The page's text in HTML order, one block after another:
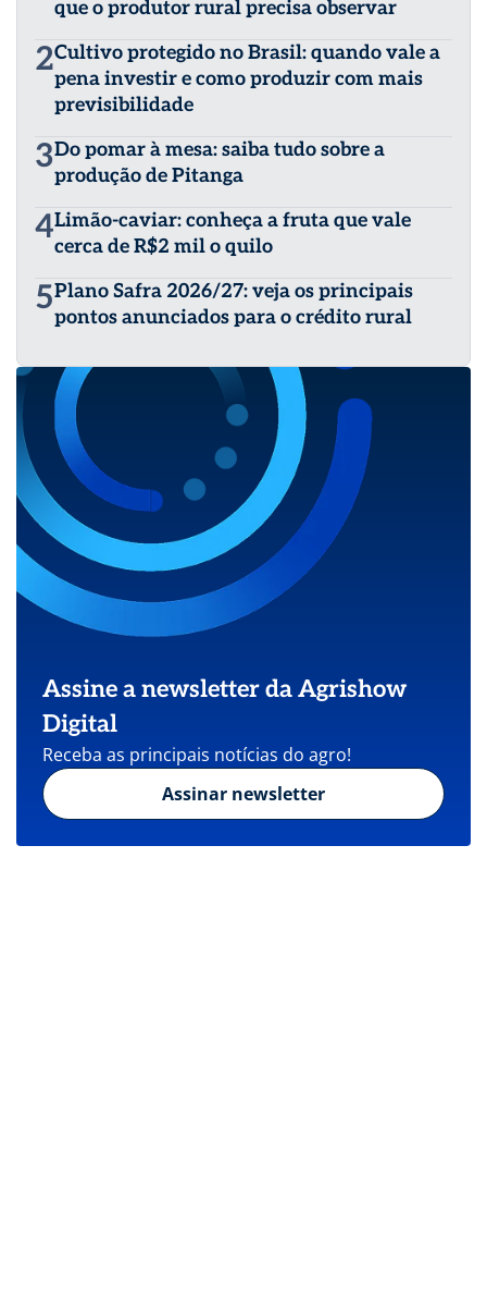
que o produtor rural precisa observar
2Cultivo protegido no Brasil: quando vale a
pena investir e como produzir com mais
previsibilidade
3Do pomar à mesa: saiba tudo sobre a
produção de Pitanga
4Limão-caviar: conheça a fruta que vale
cerca de R$2 mil o quilo
5Plano Safra 2026/27: veja os principais
pontos anunciados para o crédito rural
Assine a newsletter da Agrishow
Digital
Receba as principais notícias do agro!
Assinar newsletter